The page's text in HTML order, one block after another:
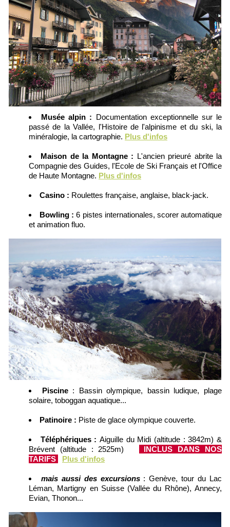
Musée alpin : Documentation exceptionnelle sur le
passé de la Vallée, l'Histoire de l'alpinisme et du ski, la
minéralogie, la cartographie. Plus d'infos
Maison de la Montagne : L'ancien prieuré abrite la
Compagnie des Guides, l'Ecole de Ski Français et l'Office
de Haute Montagne. Plus d'infos
Casino : Roulettes française, anglaise, black-jack.
Bowling : 6 pistes internationales, scorer automatique
et animation fluo.
Piscine : Bassin olympique, bassin ludique, plage
solaire, toboggan aquatique...
Patinoire : Piste de glace olympique couverte.
Téléphériques :Aiguille du Midi (altitude : 3842m) &
Brévent (altitude : 2525m)
INCLUS DANS NOS
TARIFS
Plus d'infos
mais aussi des excursions:Genève, tour du Lac
Léman, Martigny en Suisse (Vallée du Rhône), Annecy,
Evian, Thonon...